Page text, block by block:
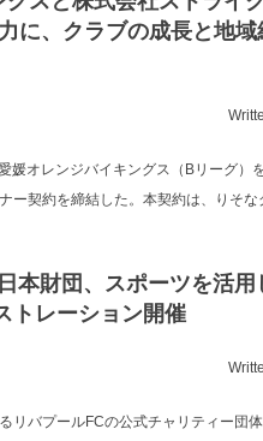
に、クラブの成長と地域
媛オレンジバイキングス（Bリーグ）
ー契約を締結した。本契約は、りそな
本財団、スポーツを活用
トレーション開催
リバプールFCの公式チャリティー団